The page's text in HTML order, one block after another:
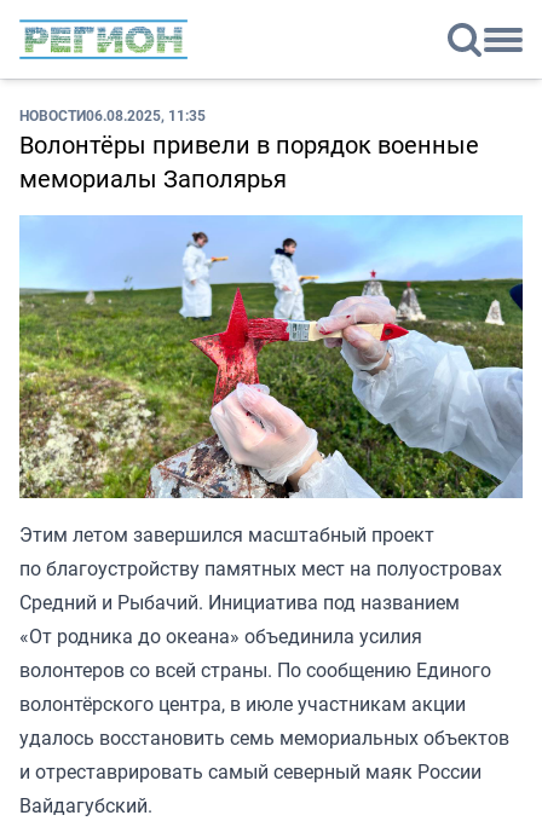
НОВОСТИ06.08.2025, 11:35
Волонтёры привели в порядок военные
мемориалы Заполярья
Этим летом завершился масштабный проект
по благоустройству памятных мест на полуостровах
Средний и Рыбачий. Инициатива под названием
«От родника до океана» объединила усилия
волонтеров со всей страны. По сообщению Единого
волонтёрского центра, в июле участникам акции
удалось восстановить семь мемориальных объектов
и отреставрировать самый северный маяк России
Вайдагубский.